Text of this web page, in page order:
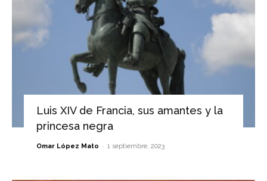
Luis XIV de Francia, sus amantes y la
princesa negra
Omar López Mato - 1 septiembre, 2023